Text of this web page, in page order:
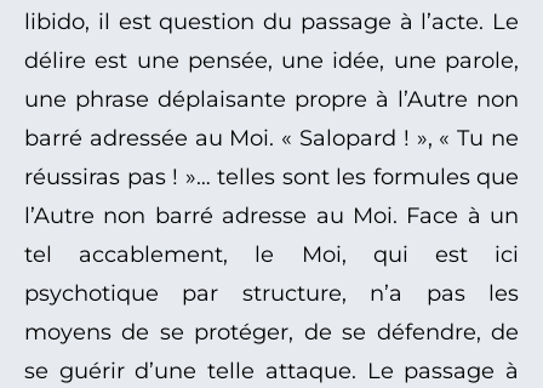
libido, il est question du passage à l’acte. Le
délire est une pensée, une idée, une parole,
une phrase déplaisante propre à l’Autre non
barré adressée au Moi. « Salopard ! », « Tu ne
réussiras pas ! »… telles sont les formules que
l’Autre non barré adresse au Moi. Face à un
tel accablement, le Moi, qui est ici
psychotique par structure, n’a pas les
moyens de se protéger, de se défendre, de
se guérir d’une telle attaque. Le passage à